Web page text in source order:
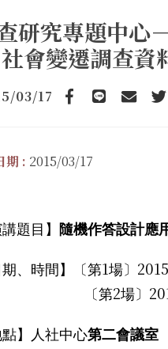
研究專題中心
會變遷調查資
03/17
Facebook
期 : 2015/03/17
講題目】 隨機作答設計應
期、時間】〔第1場〕 2015
第2場〕
點】人社中心第二會議室